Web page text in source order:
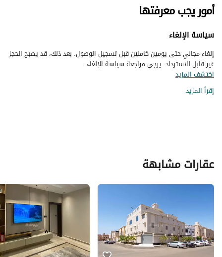
أمور يجب معرفتها
سياسة الإلغاء
إلغاء مجاني حتى يومين كاملين قبل تسجيل الوصول. بعد ذلك، قد يصبح الحجز
غير قابل للاسترداد. يرجى مراجعة سياسة الإلغاء.
اكتشف المزيد
إقرأ المزيد
عقارات مشابهة